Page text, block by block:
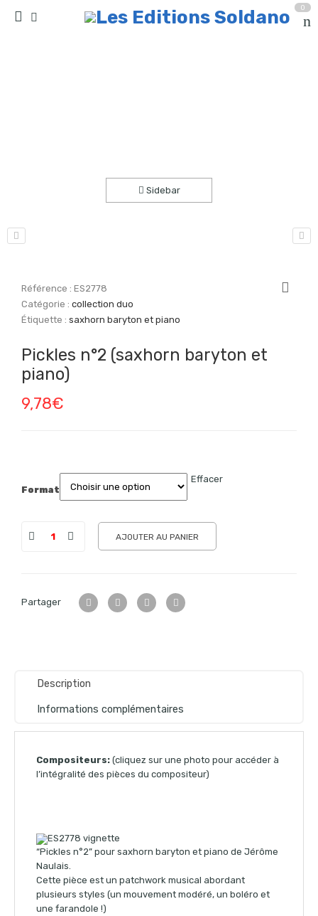
0
Sidebar
Référence :ES2778
Catégorie :collection duo
Étiquette :saxhorn baryton et piano
Pickles n°2 (saxhorn baryton et
piano)
9,78€
Format
Effacer
AJOUTER AU PANIER
Partager
Description
Informations complémentaires
Compositeurs: (cliquez sur une photo pour accéder à
l’intégralité des pièces du compositeur)
“Pickles n°2” pour saxhorn baryton et piano de Jérôme
Naulais.
Cette pièce est un patchwork musical abordant
plusieurs styles (un mouvement modéré, un boléro et
une farandole !)